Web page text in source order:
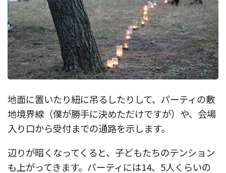
地面に置いたり紐に吊るしたりして、パーティの敷
地境界線（僕が勝手に決めただけですが）や、会場
入り口から受付までの通路を示します。
辺りが暗くなってくると、子どもたちのテンション
も上がってきます。パーティには14、5人くらいの